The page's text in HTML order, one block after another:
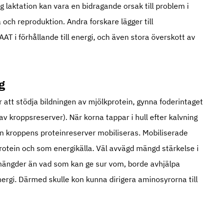
laktation kan vara en bidragande orsak till problem i
reproduktion. Andra forskare lägger till
i förhållande till energi, och även stora överskott av
att stödja bildningen av mjölkprotein, gynna foderintaget
kroppsreserver). När korna tappar i hull efter kalvning
kroppens proteinreserver mobiliseras. Mobiliserade
och som energikälla. Väl avvägd mängd stärkelse i
än vad som kan ge sur vom, borde avhjälpa
Därmed skulle kon kunna dirigera aminosyrorna till